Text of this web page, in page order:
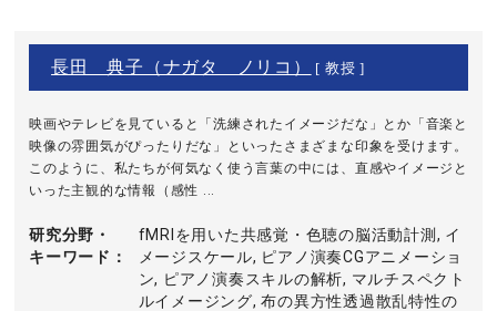
長田 典子（ナガタ ノリコ） [ 教授 ]
映画やテレビを見ていると「洗練されたイメージだな」とか「音楽と
映像の雰囲気がぴったりだな」といったさまざまな印象を受けます。
このように、私たちが何気なく使う言葉の中には、直感やイメージと
いった主観的な情報（感性 ...
研究分野・
キーワード
fMRIを用いた共感覚・色聴の脳活動計測, イ
メージスケール, ピアノ演奏CGアニメーショ
ン, ピアノ演奏スキルの解析, マルチスペクト
ルイメージング, 布の異方性透過散乱特性の